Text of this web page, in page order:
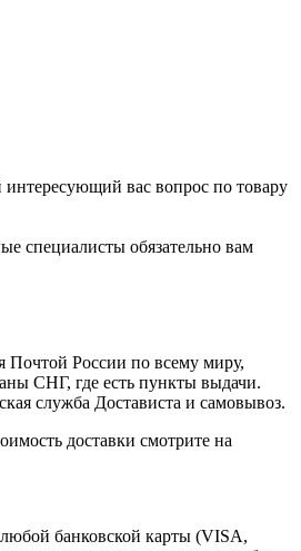
вас вопрос по товару
специалисты обязательно вам
Почтой России по всему миру,
СНГ, где есть пункты выдачи.
служба Достависта и самовывоз.
доставки смотрите на
банковской карты (VISA,